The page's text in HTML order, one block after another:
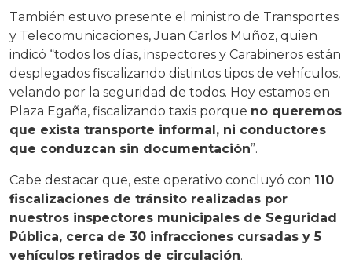
También estuvo presente el ministro de Transportes
y Telecomunicaciones, Juan Carlos Muñoz, quien
indicó “todos los días, inspectores y Carabineros están
desplegados fiscalizando distintos tipos de vehículos,
velando por la seguridad de todos. Hoy estamos en
Plaza Egaña, fiscalizando taxis porque no queremos
que exista transporte informal, ni conductores
que conduzcan sin documentación”.
Cabe destacar que, este operativo concluyó con 110
fiscalizaciones de tránsito realizadas por
nuestros inspectores municipales de Seguridad
Pública, cerca de 30 infracciones cursadas y 5
vehículos retirados de circulación.